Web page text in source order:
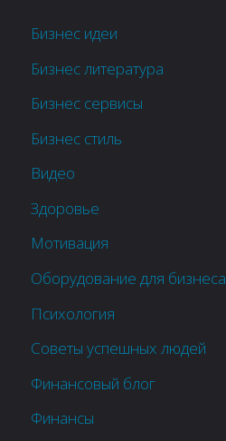
Бизнес идеи
Бизнес литература
Бизнес сервисы
Бизнес стиль
Видео
Здоровье
Мотивация
Оборудование для бизнеса
Психология
Советы успешных людей
Финансовый блог
Финансы